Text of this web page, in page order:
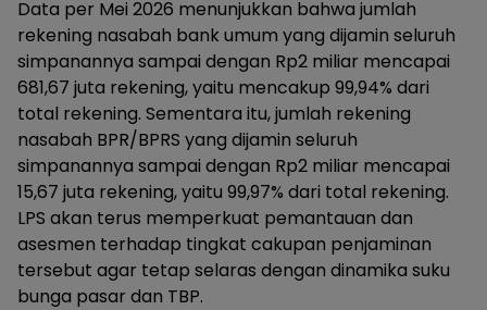
Data per Mei 2026 menunjukkan bahwa jumlah
rekening nasabah bank umum yang dijamin seluruh
simpanannya sampai dengan Rp2 miliar mencapai
681,67 juta rekening, yaitu mencakup 99,94% dari
total rekening. Sementara itu, jumlah rekening
nasabah BPR/BPRS yang dijamin seluruh
simpanannya sampai dengan Rp2 miliar mencapai
15,67 juta rekening, yaitu 99,97% dari total rekening.
LPS akan terus memperkuat pemantauan dan
asesmen terhadap tingkat cakupan penjaminan
tersebut agar tetap selaras dengan dinamika suku
bunga pasar dan TBP.